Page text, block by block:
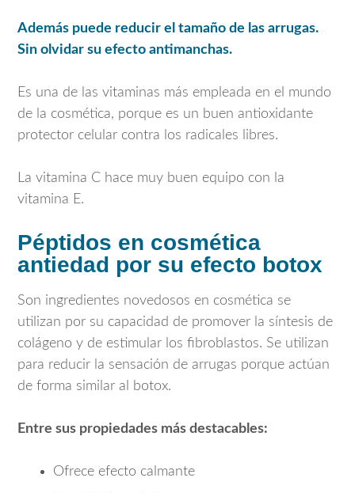
Además puede reducir el tamaño de las arrugas.
Sin olvidar su efecto antimanchas.
Es una de las vitaminas más empleada en el mundo
de la cosmética, porque es un buen antioxidante
protector celular contra los radicales libres.
La vitamina C hace muy buen equipo con la
vitamina E.
Péptidos en cosmética
antiedad por su efecto botox
Son ingredientes novedosos en cosmética se
utilizan por su capacidad de promover la síntesis de
colágeno y de estimular los fibroblastos. Se utilizan
para reducir la sensación de arrugas porque actúan
de forma similar al botox.
Entre sus propiedades más destacables:
Ofrece efecto calmante